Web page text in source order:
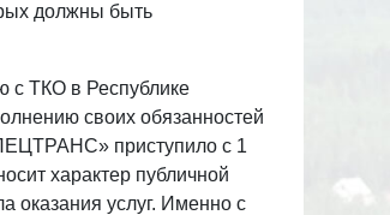
должны быть
с ТКО в Республике
своих обязанностей
приступило с 1
характер публичной
оказания услуг. Именно с